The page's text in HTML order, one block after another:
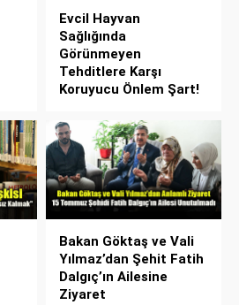
Evcil Hayvan
Sağlığında
Görünmeyen
Tehditlere Karşı
Koruyucu Önlem Şart!
Bakan Göktaş ve Vali
Yılmaz’dan Şehit Fatih
Dalgıç’ın Ailesine
Ziyaret